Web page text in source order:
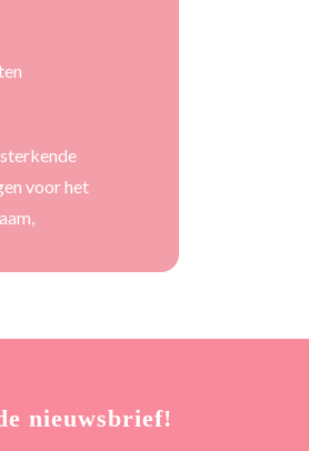
voor het
nieuwsbrief!